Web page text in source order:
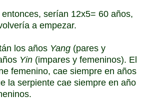
serían 12x5= 60 años,
a empezar.
los años Yang (pares y
Yin (impares y femeninos). El
femenino, cae siempre en años
la serpiente cae siempre en año